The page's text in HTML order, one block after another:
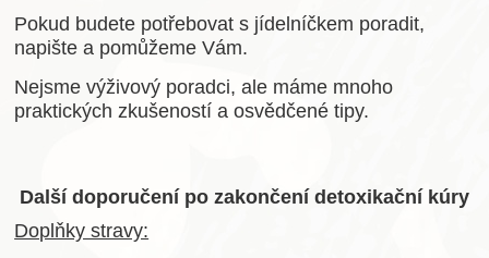
Pokud budete potřebovat s jídelníčkem poradit,
napište a pomůžeme Vám.
Nejsme výživový poradci, ale máme mnoho
praktických zkušeností a osvědčené tipy.
Další doporučení po zakončení detoxikační kúry
Doplňky stravy: